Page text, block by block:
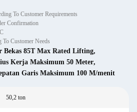
To Customer Requirements
Confirmation
Customer Needs
Bekas 85T Max Rated Lifting,
Kerja Maksimum 50 Meter,
Garis Maksimum 100 M/menit
50,2 ton